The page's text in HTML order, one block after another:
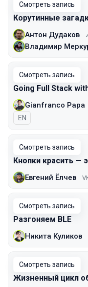
Смотреть запись
Корутинные
Антон Дудаков
Владимир
Смотреть запись
Going Full Stack
Gianfranco Papa
На английском языке
EN
Смотреть запись
Кнопки красить —
Евгений Ёлчев
Смотреть запись
Разгоняем BLE
Никита Куликов
Смотреть запись
Жизненный цикл